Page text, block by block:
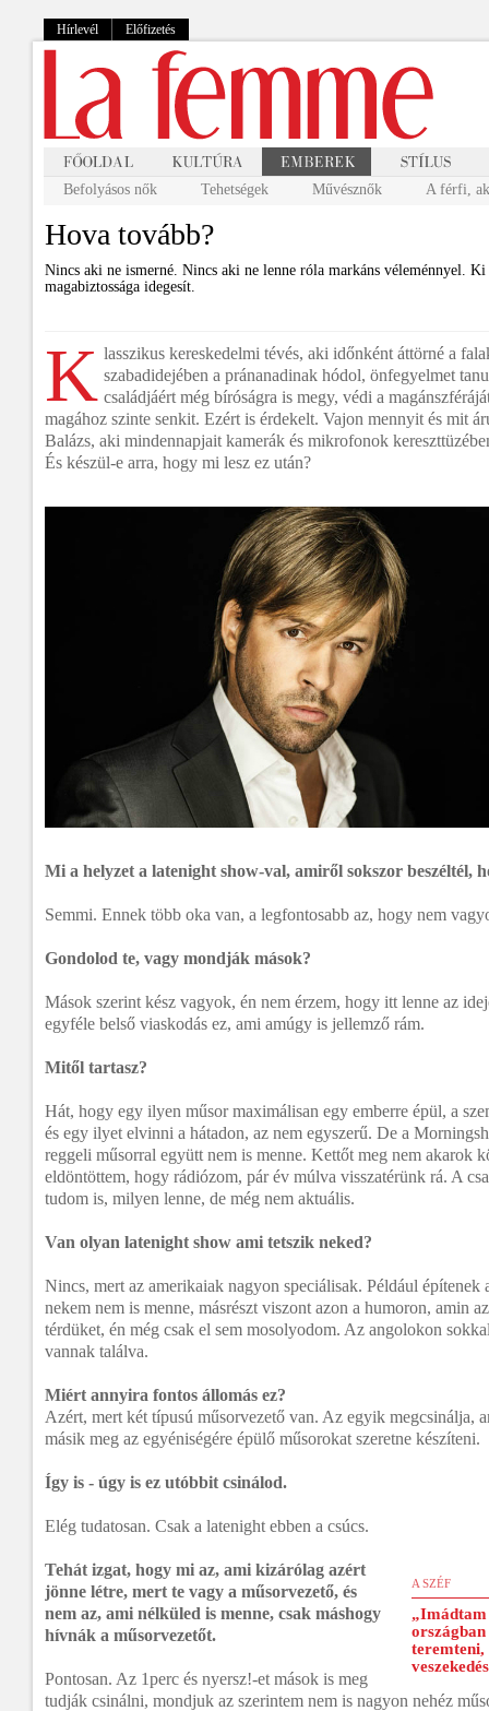
Hírlevél Előfizetés
Befolyásos nők Tehetségek Művésznők A férfi,
Hova tovább?
Nincs aki ne ismerné. Nincs aki ne lenne róla markáns véleménnyel.
magabiztossága idegesít.
K lasszikus kereskedelmi tévés, aki időnként áttörné a
szabadidejében a pránanadinak hódol, önfegyelmet
családjáért még bíróságra is megy, védi a
magához szinte senkit. Ezért is érdekelt. Vajon mennyit és mit
Balázs, aki mindennapjait kamerák és mikrofonok
És készül-e arra, hogy mi lesz ez után?
Mi a helyzet a latenight show-val, amiről sokszor beszéltél,
Semmi. Ennek több oka van, a legfontosabb az, hogy nem
Gondolod te, vagy mondják mások?
Mások szerint kész vagyok, én nem érzem, hogy itt lenne az
egyféle belső viaskodás ez, ami amúgy is jellemző rám.
Mitől tartasz?
Hát, hogy egy ilyen műsor maximálisan egy emberre épül, a
és egy ilyet elvinni a hátadon, az nem egyszerű. De a
reggeli műsorral együtt nem is menne. Kettőt meg nem akarok
eldöntöttem, hogy rádiózom, pár év múlva visszatérünk rá. A
tudom is, milyen lenne, de még nem aktuális.
Van olyan latenight show ami tetszik neked?
Nincs, mert az amerikaiak nagyon speciálisak. Például építenek
nekem nem is menne, másrészt viszont azon a humoron, amin
térdüket, én még csak el sem mosolyodom. Az angolokon
vannak találva.
Miért annyira fontos állomás ez?
Azért, mert két típusú műsorvezető van. Az egyik megcsinálja,
másik meg az egyéniségére épülő műsorokat szeretne készíteni.
Így is - úgy is ez utóbbit csinálod.
Elég tudatosan. Csak a latenight ebben a csúcs.
A SZÉF
„Imádtam
teremteni,
Tehát izgat, hogy mi az, ami kizárólag azért
jönne létre, mert te vagy a műsorvezető, és
nem az, ami nélküled is menne, csak máshogy
hívnák a műsorvezetőt.
Pontosan. Az 1perc és nyersz!-et mások is meg
tudják csinálni, mondjuk az szerintem nem is nagyon nehéz